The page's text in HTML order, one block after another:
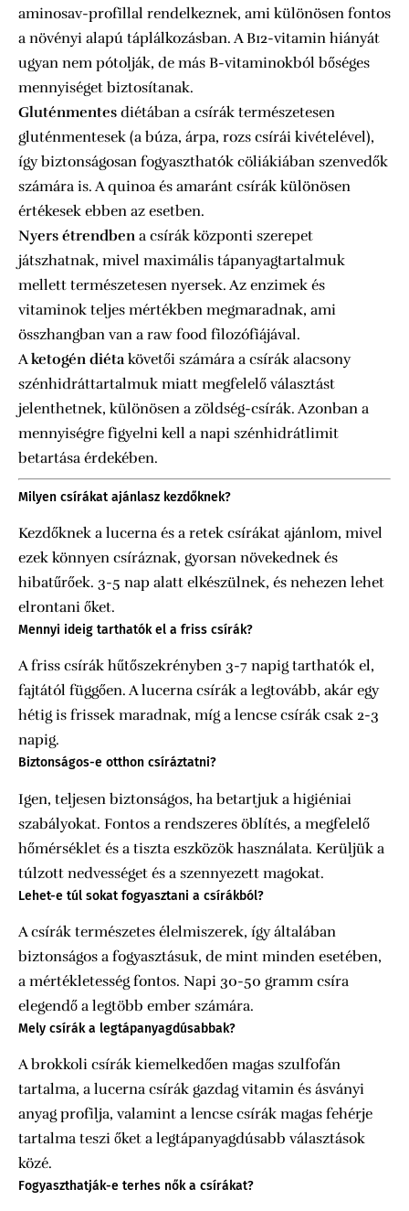
aminosav-profillal rendelkeznek, ami különösen fontos
a növényi alapú táplálkozásban. A B12-vitamin hiányát
ugyan nem pótolják, de más B-vitaminokból bőséges
mennyiséget biztosítanak.
Gluténmentes diétában a csírák természetesen
gluténmentesek (a búza, árpa, rozs csírái kivételével),
így biztonságosan fogyaszthatók cöliákiában szenvedők
számára is. A quinoa és amaránt csírák különösen
értékesek ebben az esetben.
Nyers étrendben a csírák központi szerepet
játszhatnak, mivel maximális tápanyagtartalmuk
mellett természetesen nyersek. Az enzimek és
vitaminok teljes mértékben megmaradnak, ami
összhangban van a raw food filozófiájával.
Aketogén diétakövetői számára a csírák alacsony
szénhidráttartalmuk miatt megfelelő választást
jelenthetnek, különösen a zöldség-csírák. Azonban a
mennyiségre figyelni kell a napi szénhidrátlimit
betartása érdekében.
Milyen csírákat ajánlasz kezdőknek?
Kezdőknek a lucerna és a retek csírákat ajánlom, mivel
ezek könnyen csíráznak, gyorsan növekednek és
hibatűrőek. 3-5 nap alatt elkészülnek, és nehezen lehet
elrontani őket.
Mennyi ideig tarthatók el a friss csírák?
A friss csírák hűtőszekrényben 3-7 napig tarthatók el,
fajtától függően. A lucerna csírák a legtovább, akár egy
hétig is frissek maradnak, míg a lencse csírák csak 2-3
napig.
Biztonságos-e otthon csíráztatni?
Igen, teljesen biztonságos, ha betartjuk a higiéniai
szabályokat. Fontos a rendszeres öblítés, a megfelelő
hőmérséklet és a tiszta eszközök használata. Kerüljük a
túlzott nedvességet és a szennyezett magokat.
Lehet-e túl sokat fogyasztani a csírákból?
A csírák természetes élelmiszerek, így általában
biztonságos a fogyasztásuk, de mint minden esetében,
a mértékletesség fontos. Napi 30-50 gramm csíra
elegendő a legtöbb ember számára.
Mely csírák a legtápanyagdúsabbak?
A brokkoli csírák kiemelkedően magas szulfofán
tartalma, a lucerna csírák gazdag vitamin és ásványi
anyag profilja, valamint a lencse csírák magas fehérje
tartalma teszi őket a legtápanyagdúsabb választások
közé.
Fogyaszthatják-e terhes nők a csírákat?